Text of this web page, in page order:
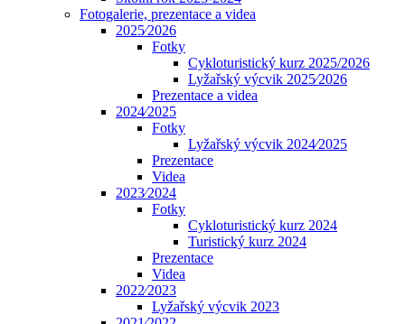
Fotogalerie, prezentace a videa
2025⁄2026
Fotky
Cykloturistický kurz 2025/2026
Lyžařský výcvik 2025⁄2026
Prezentace a videa
2024⁄2025
Fotky
Lyžařský výcvik 2024⁄2025
Prezentace
Videa
2023⁄2024
Fotky
Cykloturistický kurz 2024
Turistický kurz 2024
Prezentace
Videa
2022⁄2023
Lyžařský výcvik 2023